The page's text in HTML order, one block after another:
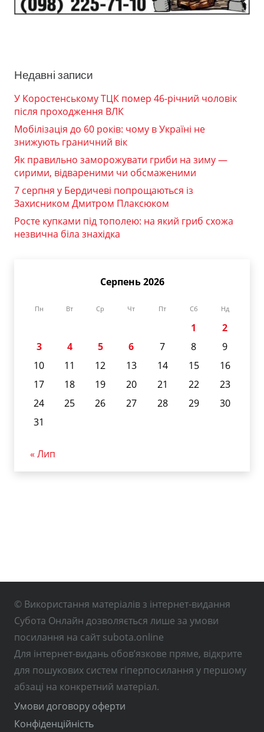
Недавні записи
У Коростенському ТЦК помер 46-річний чоловік
після проходження ВЛК
Мобілізація до 60 років: чому в Україні не
знижують граничний вік
Як правильно заморожувати гриби на зиму —
сирими, відвареними чи обсмаженими
7 серпня у Бердичеві попрощаються із
Захисником Дмитром Плаксюком
Росте купками під тополею: на який гриб схожа
незвична біла знахідка
Серпень 2026
Пн Вт Ср Чт Пт Сб Нд
1
2
3
4 5 6 7 8
9
10
11 12 13 14 15
16
17
18 19 20 21 22
23
24
25 26 27 28 29
30
31
« Лип
© Використання матеріалів з інтернет-видання
Субота Онлайн дозволяється лише за умови
посилання на сайт subota.online
Для інтернет-видань обов’язкове пряме, відкрите
для пошукових систем гіперпосилання у першому
абзаці на конкретний матеріал.
Умови договору оферти
Конфіденційність